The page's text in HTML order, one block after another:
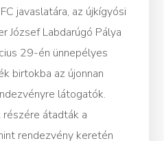
javaslatára, az újkígyósi
József Labdarúgó Pálya
29-én ünnepélyes
birtokba az újonnan
látogatók.
átadták a
rendezvény keretén